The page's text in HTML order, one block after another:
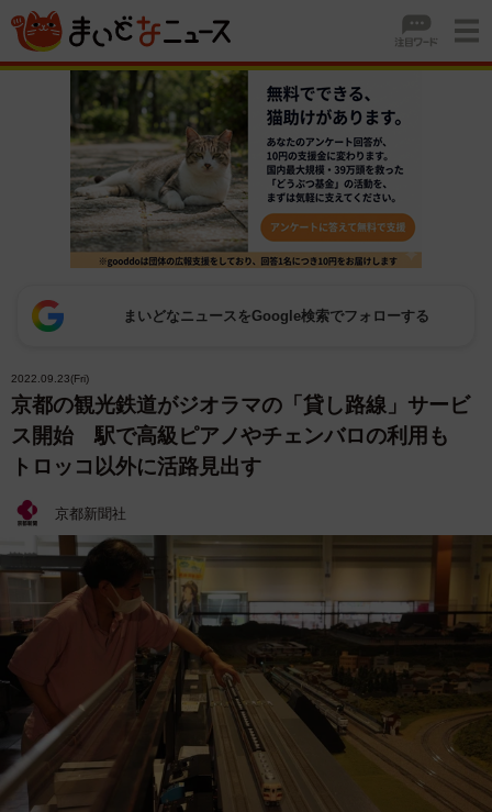
まいどなニュースをGoogle検索でフォローする
2022.09.23(Fri)
京都の観光鉄道がジオラマの「貸し路線」サービ
ス開始 駅で高級ピアノやチェンバロの利用も
トロッコ以外に活路見出す
京都新聞社